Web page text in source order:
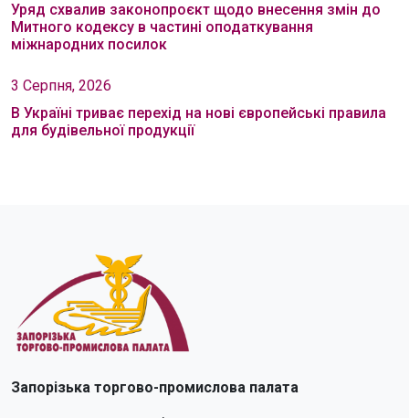
Уряд схвалив законопроєкт щодо внесення змін до
Митного кодексу в частині оподаткування
міжнародних посилок
3 Серпня, 2026
В Україні триває перехід на нові європейські правила
для будівельної продукції
Запорізька торгово-промислова палата